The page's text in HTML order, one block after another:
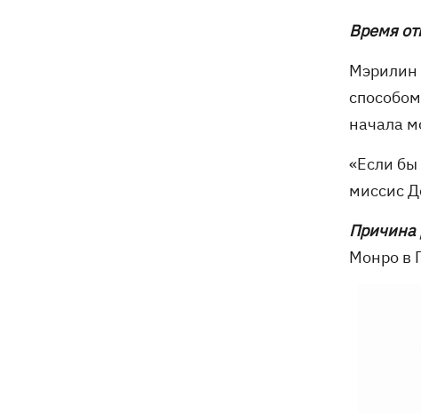
Время
Мэрилин
начала
«Если
миссис
Причина
Монро в